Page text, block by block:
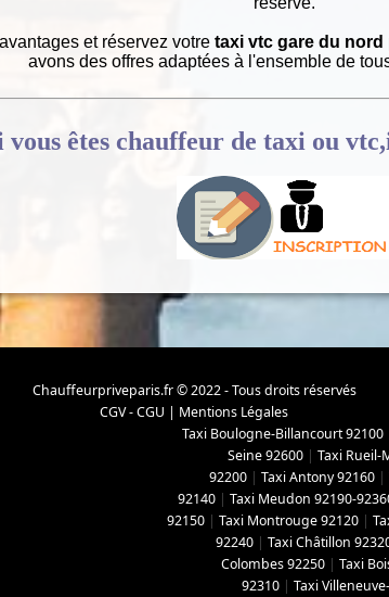
et réservez votre taxi vtc gare du nord
avons des offres adaptées à l'ensemble de
vous êtes chauffeur de taxi ou
Chauffeurpriveparis.fr © 2022 - Tous droits réservés
CGV - CGU | Mentions Légales
Taxi Boulogne-Billancourt 92100
Seine 92600 | Taxi Rueil-
92200 | Taxi Antony 92160 |
92140 | Taxi Meudon 92190-
92150 | Taxi Montrouge 92120 |
92240 | Taxi Châtillon
Colombes 92250 | Taxi
92310 | Taxi